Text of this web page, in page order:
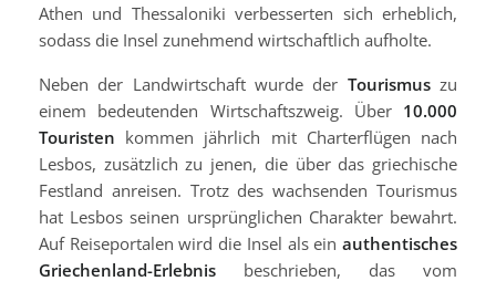
Athen und Thessaloniki verbesserten sich erheblich,
sodass die Insel zunehmend wirtschaftlich aufholte.
Neben der Landwirtschaft wurde der Tourismuszu
einem bedeutenden Wirtschaftszweig. Über 10.000
Touristen kommen jährlich mit Charterflügen nach
Lesbos, zusätzlich zu jenen, die über das griechische
Festland anreisen. Trotz des wachsenden Tourismus
hat Lesbos seinen ursprünglichen Charakter bewahrt.
Auf Reiseportalen wird die Insel als ein authentisches
Griechenland-Erlebnis beschrieben, das vom